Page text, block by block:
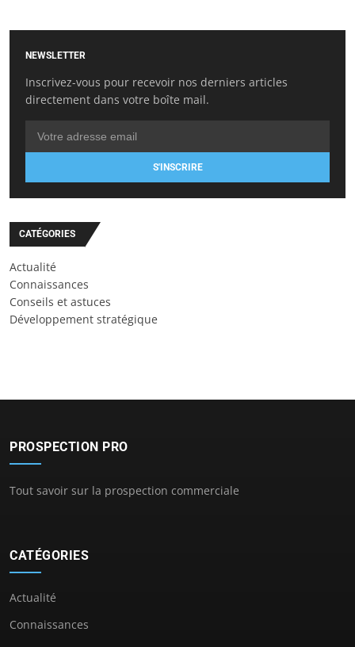
NEWSLETTER
Inscrivez-vous pour recevoir nos derniers articles
directement dans votre boîte mail.
S'INSCRIRE
CATÉGORIES
Actualité
Connaissances
Conseils et astuces
Développement stratégique
PROSPECTION PRO
Tout savoir sur la prospection commerciale
CATÉGORIES
Actualité
Connaissances